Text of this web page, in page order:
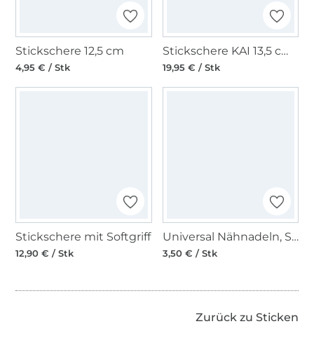
Stickschere 12,5 cm
4,95 € / Stk
Stickschere KAI 13,5 cm, schwarz
19,95 € / Stk
Stickschere mit Softgriff
12,90 € / Stk
Universal Nähnadeln, Sticken 75
3,50 € / Stk
Zurück zu Sticken